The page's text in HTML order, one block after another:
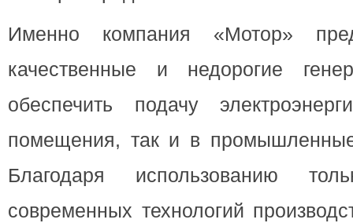
Именно компания «Мотор»
качественные и недорогие
обеспечить подачу
помещения, так и в
Благодаря использованию
современных технологий